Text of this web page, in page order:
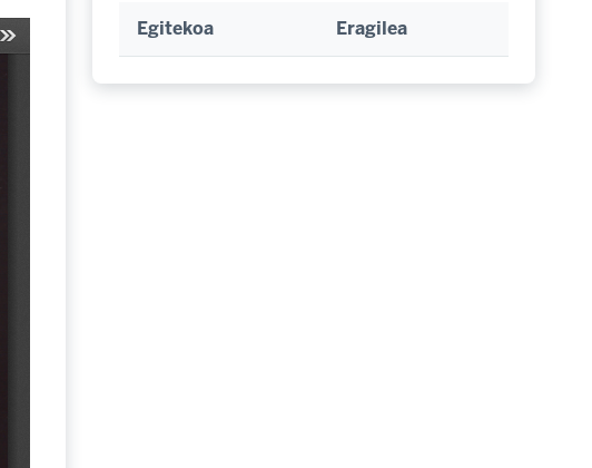
Egitekoa Eragilea